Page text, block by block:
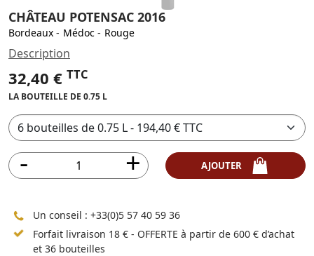
CHÂTEAU POTENSAC 2016
Bordeaux - Médoc - Rouge
Description
32,40 € TTC
LA BOUTEILLE DE 0.75 L
Un conseil : +33(0)5 57 40 59 36
Forfait livraison 18 € - OFFERTE à partir de 600 € d’achat
et 36 bouteilles